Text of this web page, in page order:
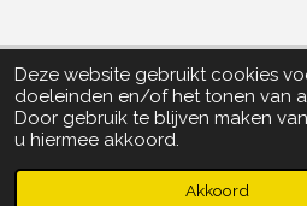
Deze website gebruikt cookies
doeleinden en/of het tonen van
Door gebruik te blijven maken
u hiermee akkoord.
Akkoord
© 2022 - 2026 Particle Collector